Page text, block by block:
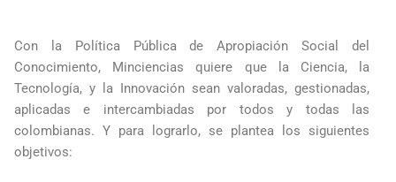
Con la Política Pública de Apropiación Social del
Conocimiento, Minciencias quiere que la Ciencia, la
Tecnología, y la Innovación sean valoradas, gestionadas,
aplicadas e intercambiadas por todos y todas las
colombianas. Y para lograrlo, se plantea los siguientes
objetivos: